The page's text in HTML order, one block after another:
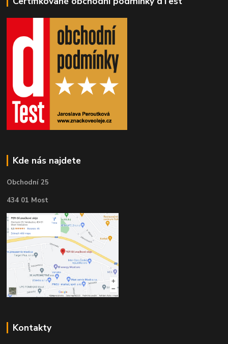
Kde nás najdete
Obchodní 25
434 01 Most
Kontakty